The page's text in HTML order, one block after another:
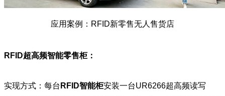
应用案例：RFID新零售无人售货店
RFID超高频智能零售柜：
实现方式：每台 RFID智能柜安装一台UR6266超高频读写